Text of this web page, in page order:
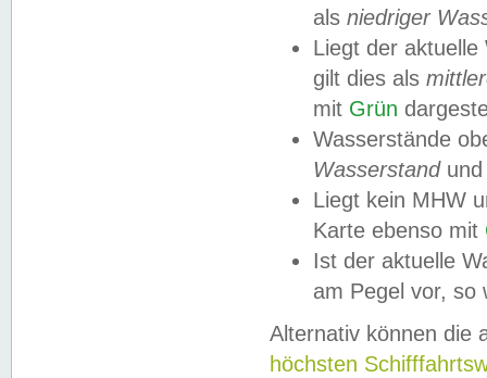
als niedriger
Liegt der
gilt dies als
mit Grün
Wasserstände
Wasserstandund
Liegt kein MHW
Karte ebenso mit
Ist der aktuelle
am Pegel vor,
Alternativ können die
höchsten